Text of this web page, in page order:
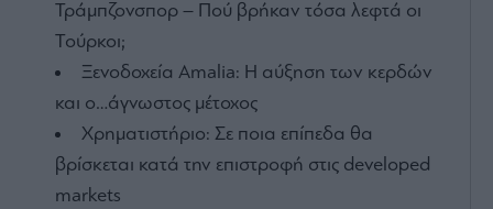
Τράμπζονσπορ – Πού βρήκαν τόσα λεφτά οι
Τούρκοι;
Ξενοδοχεία Amalia: H αύξηση των κερδών
και ο…άγνωστος μέτοχος
Χρηματιστήριο: Σε ποια επίπεδα θα
βρίσκεται κατά την επιστροφή στις developed
markets